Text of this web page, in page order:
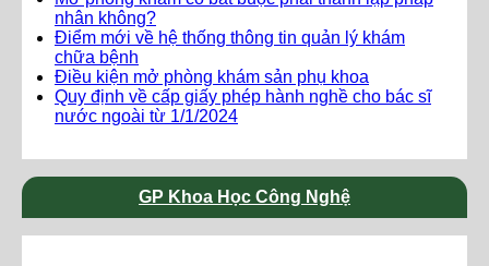
nhân không?
Điểm mới về hệ thống thông tin quản lý khám
chữa bệnh
Điều kiện mở phòng khám sản phụ khoa
Quy định về cấp giấy phép hành nghề cho bác sĩ
nước ngoài từ 1/1/2024
GP Khoa Học Công Nghệ